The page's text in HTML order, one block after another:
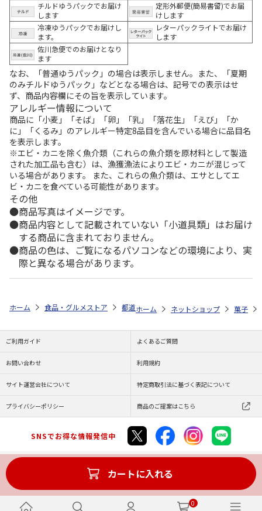
0
チルドゆうパックでお届け
します
定形外郵便(簡易書留)でお届
けします
冷凍ゆうパックでお届けし
ます。
レターパックライトでお届け
します
佐川急便でのお届けとなり
ます
なお、「普通ゆうパック」の場合は表示しません。また、「夏期
のみチルドゆうパック」などとなる場合は、記号での表示はせ
ず、商品内容欄にその旨を表示しています。
アレルギー情報について
商品に「小麦」「そば」「卵」「乳」「落花生」「えび」「か
に」「くるみ」のアレルギー特定8品目を含んでいる場合に品目名
を表示します。
※エビ・カニを除く魚介類（これらの魚介類を原材料として製造
された加工品も含む）は、漁獲漁法によりエビ・カニが混じって
いる場合があります。 また、これらの魚介類は、エサとしてエ
ビ・カニを食べている可能性があります。
その他
商品写真はイメージです。
商品内容として記載されていない「小道具類」はお届け
する商品に含まれておりません。
商品の色は、ご覧になるパソコンなどの環境により、実
際と異なる場合があります。
カートに入れる
ホーム 食品・グルメストア 都道府県から探す 大阪府 ＜釣鐘屋
ホーム ネットショップ 菓子
ご利用ガイド よくあるご質問
お問い合わせ 利用規約
サイト運営会社について 特定商取引法に基づく表記について
プライバシーポリシー 商品のご提案はこちら
SNSでお得な情報発信中
Copyright (C) JAPAN POST Co.,Ltd. All Rights Reserved.